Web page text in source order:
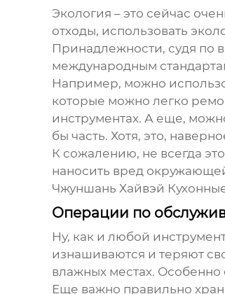
Экология – это сейчас
отходы, использовать
Принадлежности, судя по
международным
Например, можно
которые можно легко
инструментах. А еще,
бы часть. Хотя, это,
К сожалению, не всегда
наносить вред
Чжуншань Хайвэй
Операции по
Ну, как и любой
изнашиваются и теряют
влажных местах. Особенно
Еще важно правильно